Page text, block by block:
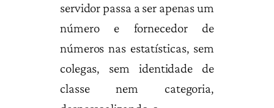
servidor passa a ser apenas um
número e fornecedor de
números nas estatísticas, sem
colegas, sem identidade de
classe nem categoria,